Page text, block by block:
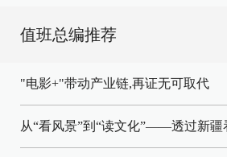
值班总编推荐
"电影+"带动产业链,再证无可取代
从“看风景”到“读文化”——透过新疆